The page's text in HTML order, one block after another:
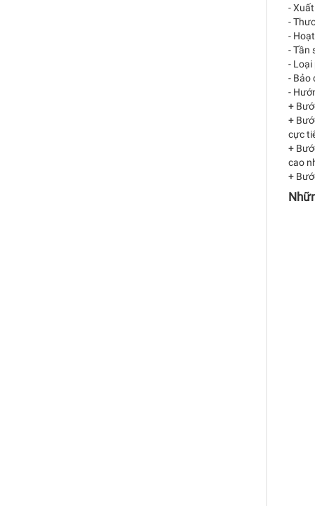
-
-
-
- Tần
- Loại
- Bảo
-
+
+
cực
+
cao
+